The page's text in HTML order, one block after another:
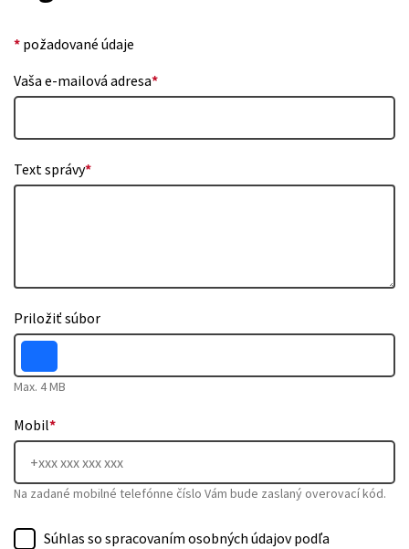
* požadované údaje
Vaša e-mailová adresa*
Text správy*
Priložiť súbor
Max. 4 MB
Mobil*
Na zadané mobilné telefónne číslo Vám bude zaslaný overovací kód.
Súhlas so spracovaním osobných údajov podľa